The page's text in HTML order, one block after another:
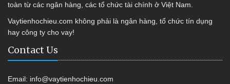
toàn từ các ngân hàng, các tổ chức tài chính ở Việt Nam.
Vaytienhochieu.com không phải là ngân hàng, tổ chức tín dụng
hay công ty cho vay!
Contact Us
Email: info@vaytienhochieu.com